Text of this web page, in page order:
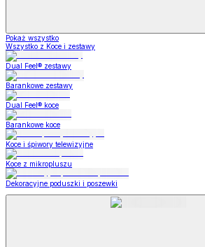
Pokaż wszystko
Wszystko z Koce i zestawy
Dual Feel® zestawy
Barankowe zestawy
Dual Feel® koce
Barankowe koce
Koce i śpiwory telewizyjne
Koce z mikropluszu
Dekoracyjne poduszki i poszewki